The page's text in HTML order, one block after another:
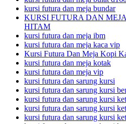
kursi futura dan meja bundar
KURSI FUTURA DAN
HITAM
kursi futura dan meja ibm
kursi futura dan meja kaca vip
Kursi Futura Dan Meja Kopi
kursi futura dan meja kotak
kursi futura dan meja vip
kursi futura dan sarung kursi
kursi futura dan sarung kursi
kursi futura dan sarung kursi
kursi futura dan sarung kursi
kursi futura dan sarung kursi